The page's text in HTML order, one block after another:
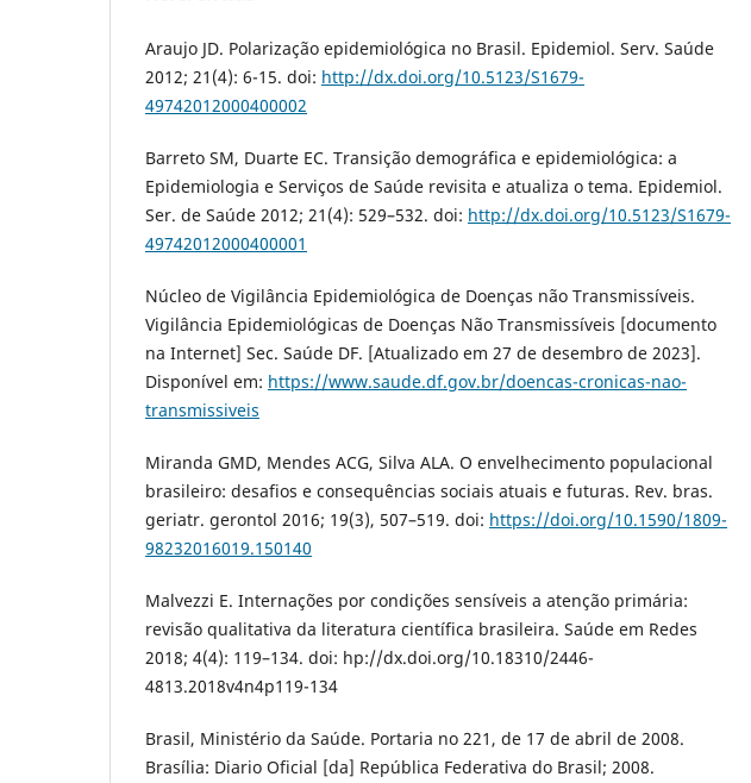
Araujo JD. Polarização epidemiológica no Brasil. Epidemiol. Serv. Saúde
2012; 21(4): 6-15. doi: http://dx.doi.org/10.5123/S1679-
49742012000400002
Barreto SM, Duarte EC. Transição demográfica e epidemiológica: a
Epidemiologia e Serviços de Saúde revisita e atualiza o tema. Epidemiol.
Ser. de Saúde 2012; 21(4): 529–532. doi: http://dx.doi.org/10.5123/S1679-
49742012000400001
Núcleo de Vigilância Epidemiológica de Doenças não Transmissíveis.
Vigilância Epidemiológicas de Doenças Não Transmissíveis [documento
na Internet] Sec. Saúde DF. [Atualizado em 27 de desembro de 2023].
Disponível em: https://www.saude.df.gov.br/doencas-cronicas-nao-
transmissiveis
Miranda GMD, Mendes ACG, Silva ALA. O envelhecimento populacional
brasileiro: desafios e consequências sociais atuais e futuras. Rev. bras.
geriatr. gerontol 2016; 19(3), 507–519. doi: https://doi.org/10.1590/1809-
98232016019.150140
Malvezzi E. Internações por condições sensíveis a atenção primária:
revisão qualitativa da literatura científica brasileira. Saúde em Redes
2018; 4(4): 119–134. doi: hp://dx.doi.org/10.18310/2446-
4813.2018v4n4p119-134
Brasil, Ministério da Saúde. Portaria no 221, de 17 de abril de 2008.
Brasília: Diario Oficial [da] República Federativa do Brasil; 2008.